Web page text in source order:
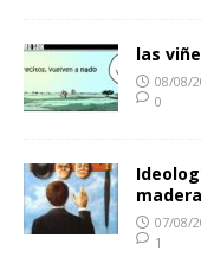
las
08/08/
0
07/08/
1